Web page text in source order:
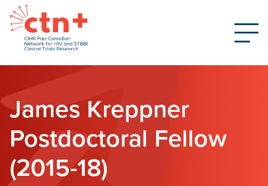
James Kreppner
Postdoctoral Fellow
(2015-18)